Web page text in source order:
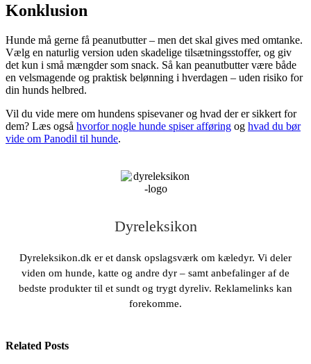
Konklusion
Hunde må gerne få peanutbutter – men det skal gives med omtanke.
Vælg en naturlig version uden skadelige tilsætningsstoffer, og giv
det kun i små mængder som snack. Så kan peanutbutter være både
en velsmagende og praktisk belønning i hverdagen – uden risiko for
din hunds helbred.
Vil du vide mere om hundens spisevaner og hvad der er sikkert for
dem? Læs også hvorfor nogle hunde spiser afføring og hvad du bør
vide om Panodil til hunde.
Dyreleksikon
Dyreleksikon.dk er et dansk opslagsværk om kæledyr. Vi deler
viden om hunde, katte og andre dyr – samt anbefalinger af de
bedste produkter til et sundt og trygt dyreliv. Reklamelinks kan
forekomme.
Related Posts